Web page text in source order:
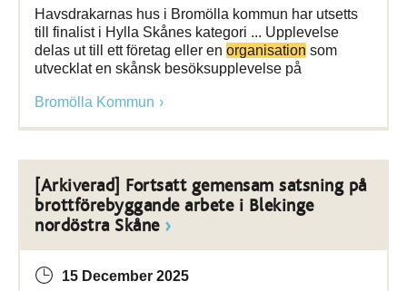
Havsdrakarnas hus i Bromölla kommun har utsetts
till finalist i Hylla Skånes kategori ... Upplevelse
delas ut till ett företag eller en organisation som
utvecklat en skånsk besöksupplevelse på
Bromölla Kommun
[Arkiverad] Fortsatt gemensam satsning på
brottförebyggande arbete i Blekinge
nordöstra Skåne
15 December 2025